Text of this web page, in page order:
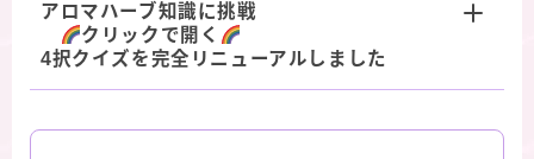
アロマハーブ知識に挑戦
クリックで開く
4択クイズを完全リニューアルしました